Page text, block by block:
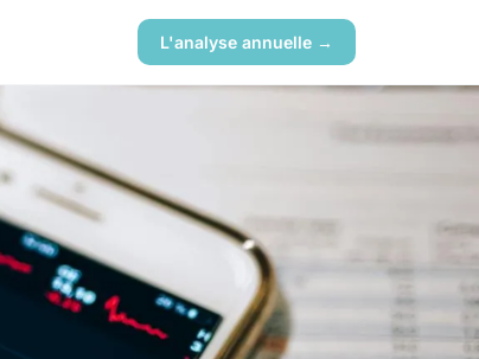
L'analyse annuelle →